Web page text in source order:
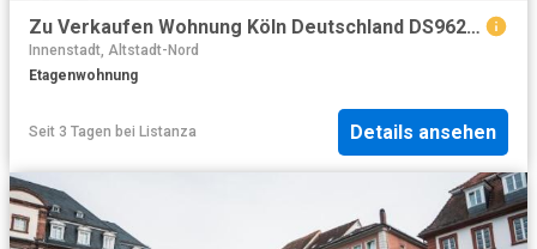
Zu Verkaufen Wohnung Köln Deutschland DS96271968
Innenstadt, Altstadt-Nord
Etagenwohnung
Seit 3 Tagen bei Listanza Details ansehen